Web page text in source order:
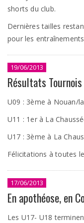
shorts du club.
Dernières tailles
pour les
19/06/2013
Résultats
U09 : 3ème à Nouan/
U11 : 1er à La
U17 : 3ème à La
Félicitations à toutes
17/06/2013
En apothéose, en
Les U17- U18